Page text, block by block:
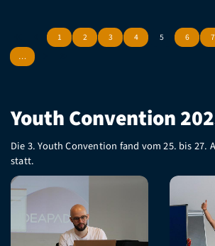
1 2 3 4 5 6 7
…
Youth Convention
Die 3. Youth Convention fand vom 25. bis 27.
statt.